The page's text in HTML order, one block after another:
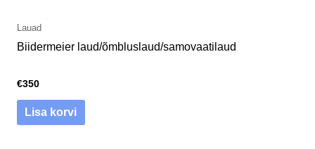
Lauad
Biidermeier laud/õmbluslaud/samovaatilaud
€350
Lisa korvi